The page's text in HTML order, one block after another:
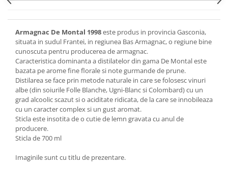
Armagnac De Montal 1998este produs in provincia Gasconia,
situata in sudul Frantei, in regiunea Bas Armagnac, o regiune bine
cunoscuta pentru producerea de armagnac.
Caracteristica dominanta a distilatelor din gama De Montal este
bazata pe arome fine florale si note gurmande de prune.
Distilarea se face prin metode naturale in care se folosesc vinuri
albe (din soiurile Folle Blanche, Ugni-Blanc si Colombard) cu un
grad alcoolic scazut si o aciditate ridicata, de la care se innobileaza
cu un caracter complex si un gust aromat.
Sticla este insotita de o cutie de lemn gravata cu anul de
producere.
Sticla de 700 ml
Imaginile sunt cu titlu de prezentare.